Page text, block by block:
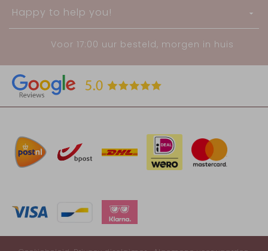
Happy to help you!
Voor 17:00 uur besteld, morgen in huis